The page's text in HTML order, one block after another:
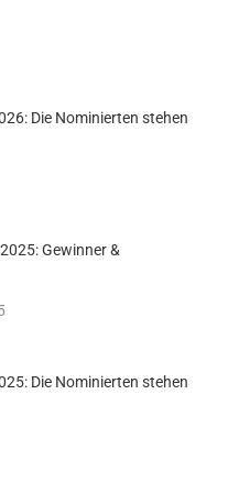
Die Nominierten stehen
Gewinner &
Die Nominierten stehen